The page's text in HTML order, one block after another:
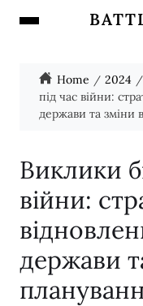
Home 2024
під час війни:
держави та зміни
Виклики
війни:
держави